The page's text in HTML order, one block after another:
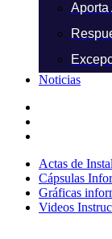
Aporta
Noticias
Actas de
Cápsulas
Gráficas
Videos